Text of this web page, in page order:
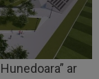
ar